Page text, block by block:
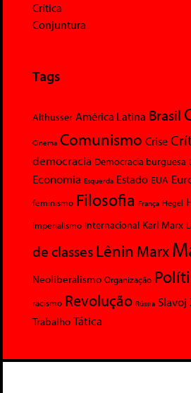
Crítica
Conjuntura
Tags
Althusser América Latina Brasil
Cinema Comunismo Crise
democracia Democracia burguesa
Economia Esquerda Estado EUA
feminismo Filosofia França Hegel
Imperialismo Internacional Karl Marx
de classesLênin Marx
Neoliberalismo Organização
racismo Revolução Rússia Slavoj
Trabalho Tática